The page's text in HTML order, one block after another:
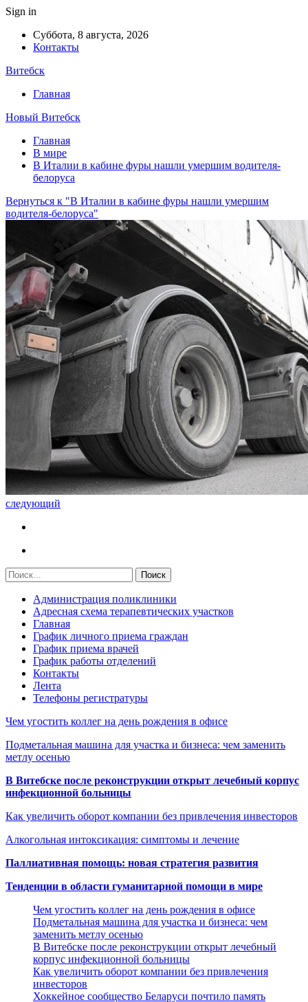
Sign in
Суббота, 8 августа, 2026
Контакты
Витебск
Главная
Новый Витебск
Главная
В мире
В Италии в кабине фуры нашли умершим водителя-
белоруса
Вернуться к "В Италии в кабине фуры нашли умершим
водителя-белоруса"
следующий
Администрация поликлиники
Адресная схема терапевтических участков
Главная
График личного приема граждан
График приема врачей
График работы отделений
Контакты
Лента
Телефоны регистратуры
Чем угостить коллег на день рождения в офисе
Подметальная машина для участка и бизнеса: чем заменить
метлу осенью
В Витебске после реконструкции открыт лечебный корпус
инфекционной больницы
Как увеличить оборот компании без привлечения инвесторов
Алкогольная интоксикация: симптомы и лечение
Паллиативная помощь: новая стратегия развития
Тенденции в области гуманитарной помощи в мире
Чем угостить коллег на день рождения в офисе
Подметальная машина для участка и бизнеса: чем
заменить метлу осенью
В Витебске после реконструкции открыт лечебный
корпус инфекционной больницы
Как увеличить оборот компании без привлечения
инвесторов
Хоккейное сообщество Беларуси почтило память